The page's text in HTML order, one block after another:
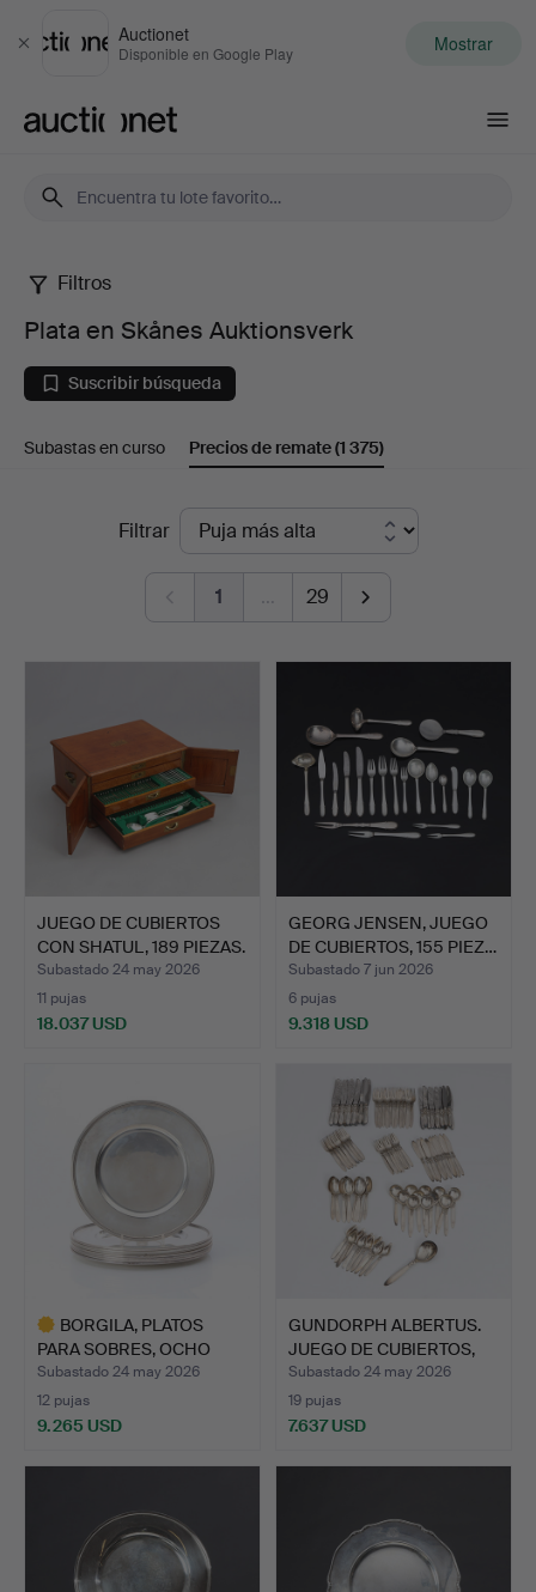
Cerrar
Auctionet
Disponible en Google Play Mostrar
Plata
en
Skånes
Auktionsverk
Filtros
Plata en Skånes Auktionsverk
Suscribir búsqueda
Subastas en curso Precios de remate(1 375)
Filtrar
1 … 29
JUEGO DE CUBIERTOS
CON SHATUL, 189 PIEZAS.
…
Subastado 24 may 2026
11 pujas
18.037 USD
GEORG JENSEN, JUEGO
DE CUBIERTOS, 155 PIEZ…
Subastado 7 jun 2026
6 pujas
9.318 USD
BORGILA, PLATOS
PARA SOBRES, OCHO
PIEZAS P…
Subastado 24 may 2026
12 pujas
9.265 USD
GUNDORPH ALBERTUS.
JUEGO DE CUBIERTOS,
105…
Subastado 24 may 2026
19 pujas
7.637 USD